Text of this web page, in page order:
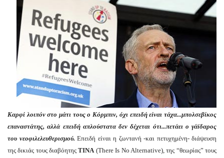
Καρφί λοιπόν στο μάτι τους ο Κόρμπιν, όχι επειδή είναι τάχα...μπολσεβίκος
επαναστάτης, αλλά επειδή απλούστατα δεν δέχεται ότι...πετάει ο γάϊδαρος
του νεοφιλελευθερισμού. Επειδή είναι η ζωντανή -και πετυχημένη- διάψευση
της δικιάς τους διαβόητηςΤΙΝΑ(There Is No Alternative), της “θεωρίας” τους